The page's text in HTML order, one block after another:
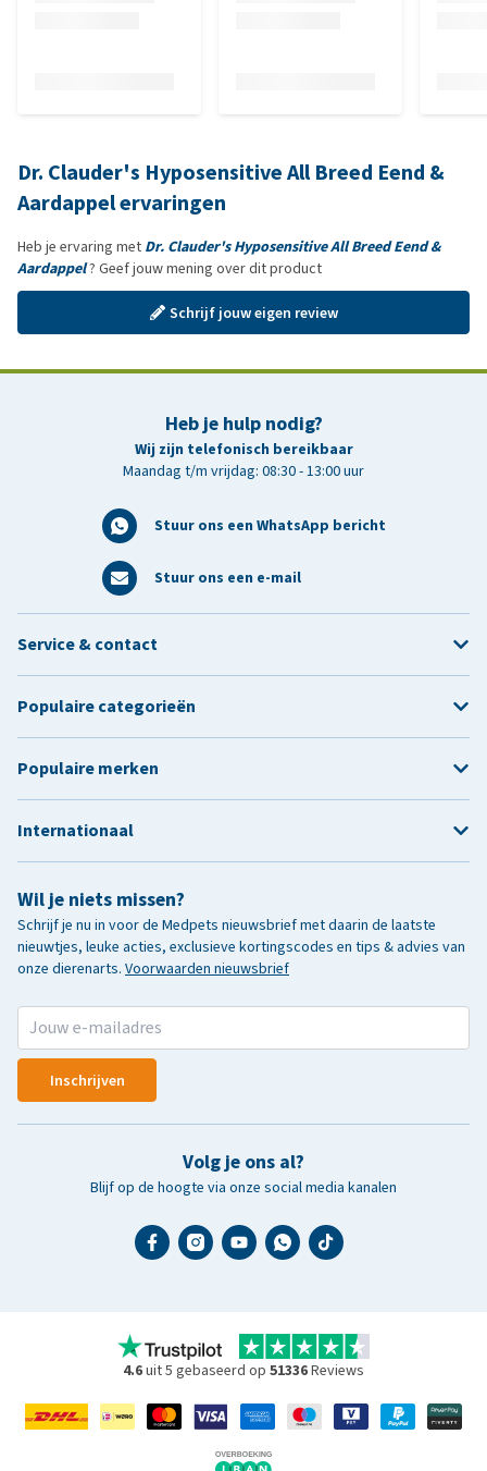
Dr. Clauder's Hyposensitive All Breed Eend &
Aardappel ervaringen
Heb je ervaring met Dr. Clauder's Hyposensitive All Breed Eend &
Aardappel? Geef jouw mening over dit product
Schrijf jouw eigen review
Heb je hulp nodig?
Wij zijn telefonisch bereikbaar
Maandag t/m vrijdag: 08:30 - 13:00 uur
Stuur ons een WhatsApp bericht
Stuur ons een e-mail
Wil je niets missen?
Schrijf je nu in voor de Medpets nieuwsbrief met daarin de laatste
nieuwtjes, leuke acties, exclusieve kortingscodes en tips & advies van
onze dierenarts. Voorwaarden nieuwsbrief
Inschrijven
Volg je ons al?
Blijf op de hoogte via onze social media kanalen
Service & contact
Populaire categorieën
Populaire merken
Internationaal
4.6uit 5 gebaseerd op 51336Reviews